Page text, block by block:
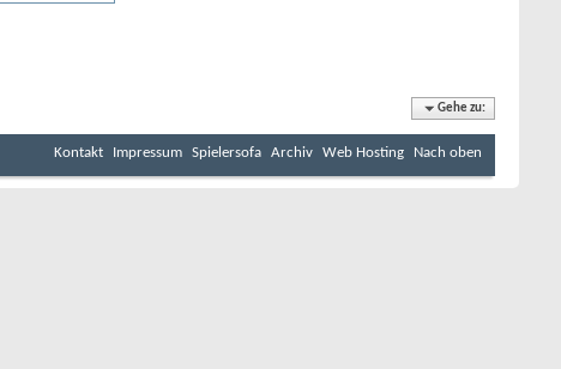
Gehe zu:
Kontakt Impressum Spielersofa Archiv Web Hosting Nach oben